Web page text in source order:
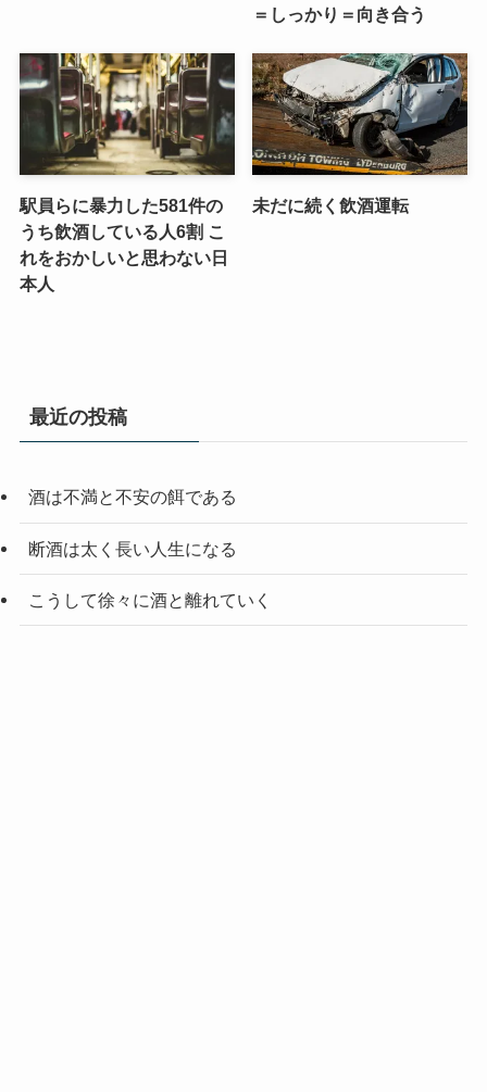
＝しっかり＝向き合う
駅員らに暴力した581件の
うち飲酒している人6割 こ
れをおかしいと思わない日
本人
未だに続く飲酒運転
最近の投稿
酒は不満と不安の餌である
断酒は太く長い人生になる
こうして徐々に酒と離れていく